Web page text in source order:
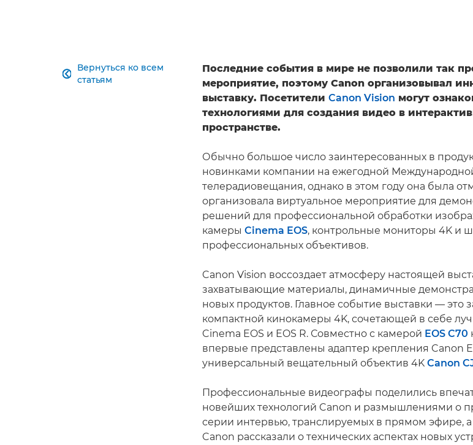
Вернуться ко всем
статьям

Последние события в мире не позволили так
мероприятие, поэтому Canon организовывал
выставку. Посетители Canon Vision могут
технологиями для создания видео в
пространстве.
Обычно большое число заинтересованных в
новинками компании на ежегодной
телерадиовещания, однако в этом году она была
организовала виртуальное мероприятие для
решений для профессиональной обработки
камеры Cinema EOS, контрольные мониторы 4K и
профессиональных объективов.
Canon Vision воссоздает атмосферу настоящей
захватывающие материалы, динамичные
новых продуктов. Главное событие выставки — это
компактной кинокамеры 4K, сочетающей в себе
Cinema EOS и EOS R. Совместно с камерой EOS C70
впервые представлены адаптер крепления Canon
универсальный вещательный объектив 4K Canon
Профессиональные видеографы поделились
новейших технологий Canon и размышлениями о
серии интервью, транслируемых в прямом эфире,
Canon рассказали о технических аспектах новых